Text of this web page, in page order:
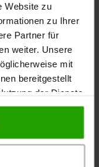
Website zu
zu Ihrer
Partner für
weiter. Unsere
mit
bereitgestellt
der Dienste
am